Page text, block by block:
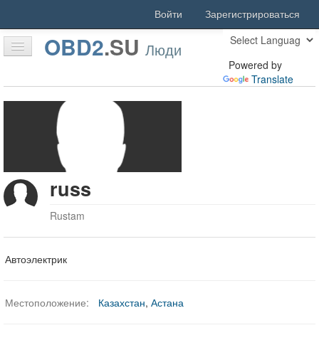
Войти Зарегистрироваться
Powered by
Translate
OBD2.SU Люди
Главная
Скачать
Активность
Благодарности
Оффлайн
russ
Rustam
Автоэлектрик
Местоположение: Казахстан, Астана